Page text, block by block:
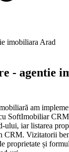
imobiliara Arad
- agentie
am
SoftImobiliar
ului, iar listarea
CRM. Vizitatorii
proprietate și